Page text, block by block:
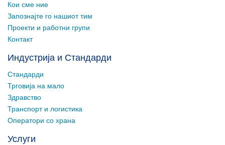
Кои сме ние
Запознајте го нашиот тим
Проекти и работни групи
Контакт
Индустрија и Стандарди
Стандарди
Трговија на мало
Здравство
Транспорт и логистика
Оператори со храна
Услуги